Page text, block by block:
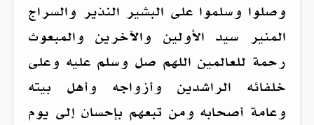
وصلوا وسلموا على البشير النذير والسراج
المنير سيد الأولين والآخرين والمبعوث
رحمة للعالمين اللهم صل وسلم عليه وعلى
خلفائه الراشدين وأزواجه وأهل بيته
وعامة أصحابه ومن تبعهم بإحسان إلى يوم